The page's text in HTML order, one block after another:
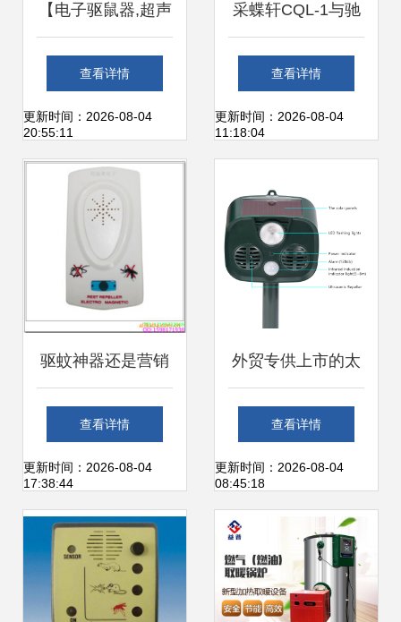
【电子驱鼠器,超声
波驱鼠器,大功率驱
虫器价格_电子驱
鼠器,超声波驱鼠
器,大功率驱虫器厂
家】-
查看详情
更新时间：2026-08-04
20:55:11
采蝶轩CQL-1与驰
天QL-866驱虫驱鼠
器深度对比评测 谁
查看详情
更新时间：2026-08-04
11:18:04
驱蚊神器还是营销
噱头？深度解析驱
蚊机市场现状与选
购指南
查看详情
更新时间：2026-08-04
17:38:44
外贸专供上市的太
阳能驱鸟器与超声
波驱鼠器 绿色高效
的动物驱赶解决方
案
查看详情
更新时间：2026-08-04
08:45:18